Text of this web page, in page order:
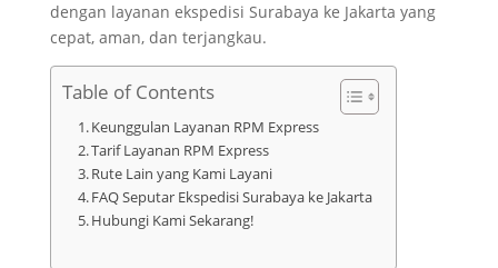
dengan layanan ekspedisi Surabaya ke Jakarta yang
cepat, aman, dan terjangkau.
Table of Contents
Keunggulan Layanan RPM Express
Tarif Layanan RPM Express
Rute Lain yang Kami Layani
FAQ Seputar Ekspedisi Surabaya ke Jakarta
Hubungi Kami Sekarang!